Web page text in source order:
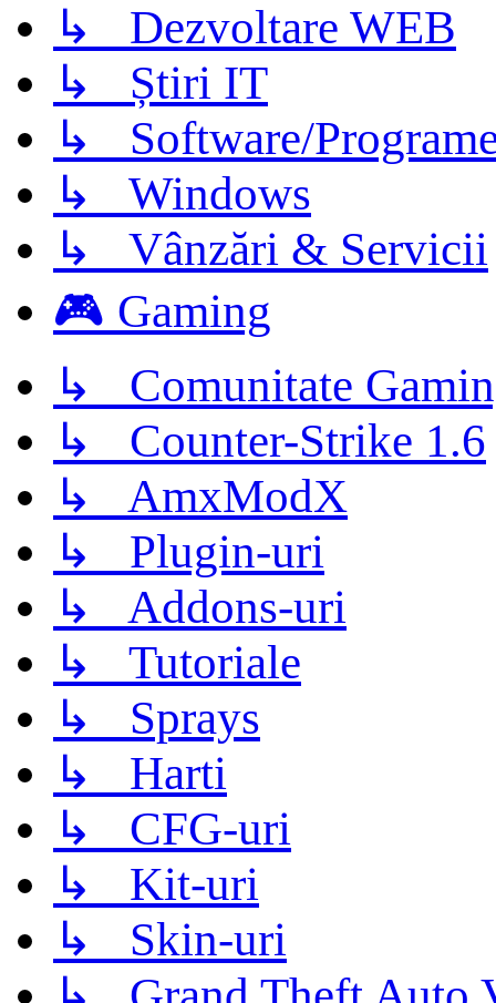
↳ Dezvoltare WEB
↳ Știri IT
↳ Software/
↳ Windows
↳ Vânzări & Servicii
🎮 Gaming
↳ Comunitate
↳ Counter-Strike 1.6
↳ AmxModX
↳ Plugin-uri
↳ Addons-uri
↳ Tutoriale
↳ Sprays
↳ Harti
↳ CFG-uri
↳ Kit-uri
↳ Skin-uri